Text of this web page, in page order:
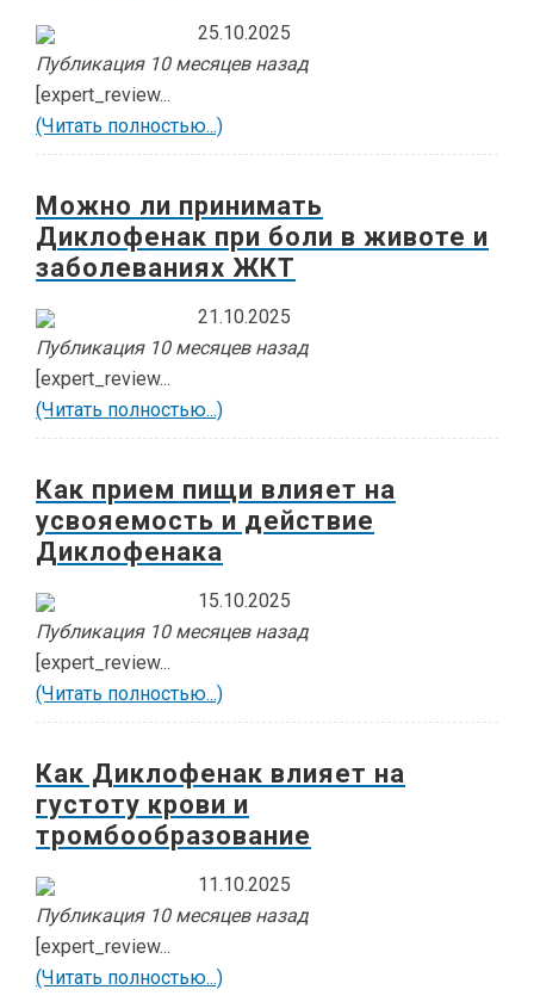
25.10.2025
Публикация 10 месяцев назад
[expert_review...
(Читать полностью...)
Можно ли принимать
Диклофенак при боли в животе и
заболеваниях ЖКТ
21.10.2025
Публикация 10 месяцев назад
[expert_review...
(Читать полностью...)
Как прием пищи влияет на
усвояемость и действие
Диклофенака
15.10.2025
Публикация 10 месяцев назад
[expert_review...
(Читать полностью...)
Как Диклофенак влияет на
густоту крови и
тромбообразование
11.10.2025
Публикация 10 месяцев назад
[expert_review...
(Читать полностью...)